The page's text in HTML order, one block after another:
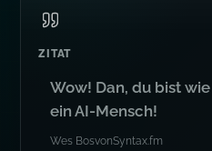
ZITAT
Wow! Dan, du bist wie
ein AI-Mensch!
Wes BosvonSyntax.fm